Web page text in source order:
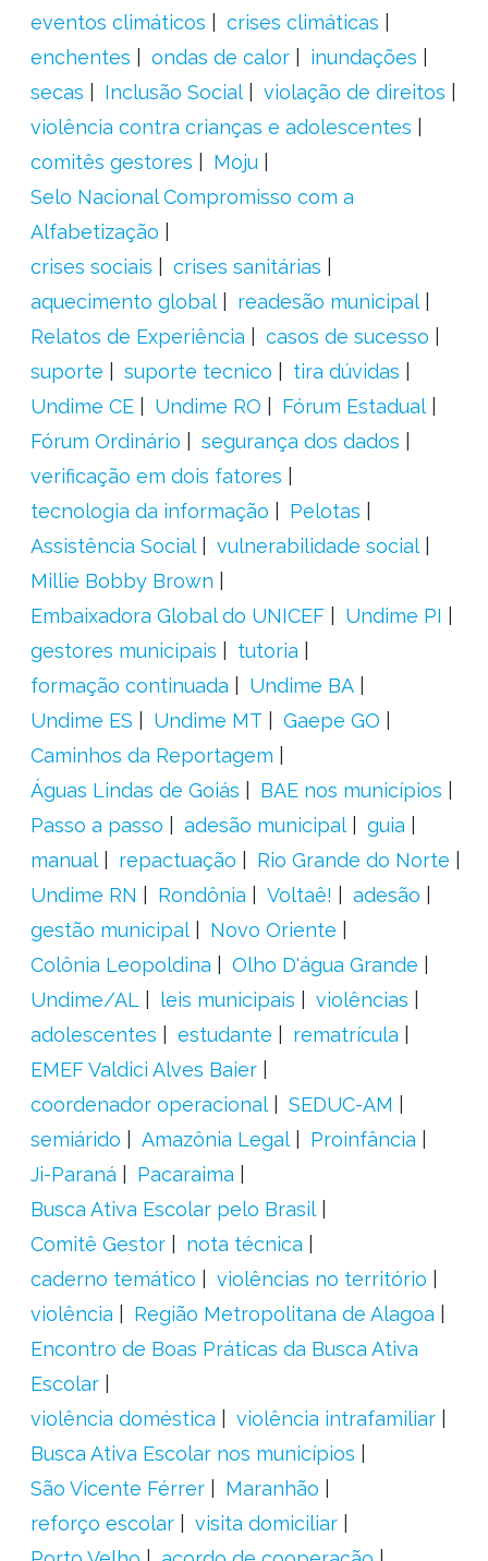
eventos climáticos
crises climáticas
enchentes
ondas de calor
inundações
secas
Inclusão Social
violação de direitos
violência contra crianças e adolescentes
comitês gestores
Moju
Selo Nacional Compromisso com a
Alfabetização
crises sociais
crises sanitárias
aquecimento global
readesão municipal
Relatos de Experiência
casos de sucesso
suporte
suporte tecnico
tira dúvidas
Undime CE
Undime RO
Fórum Estadual
Fórum Ordinário
segurança dos dados
verificação em dois fatores
tecnologia da informação
Pelotas
Assistência Social
vulnerabilidade social
Millie Bobby Brown
Embaixadora Global do UNICEF
Undime PI
gestores municipais
tutoria
formação continuada
Undime BA
Undime ES
Undime MT
Gaepe GO
Caminhos da Reportagem
Águas Lindas de Goiás
BAE nos municípios
Passo a passo
adesão municipal
guia
manual
repactuação
Rio Grande do Norte
Undime RN
Rondônia Voltaê!
adesão
gestão municipal
Novo Oriente
Colônia Leopoldina
Olho D'água Grande
Undime/AL
leis municipais
violências
adolescentes
estudante
rematrícula
EMEF Valdici Alves Baier
coordenador operacional
SEDUC-AM
semiárido
Amazônia Legal
Proinfância
Ji-Paraná
Pacaraima
Busca Ativa Escolar pelo Brasil
Comitê Gestor
nota técnica
caderno temático
violências no território
violência
Região Metropolitana de Alagoa
Encontro de Boas Práticas da Busca Ativa
Escolar
violência doméstica
violência intrafamiliar
Busca Ativa Escolar nos municípios
São Vicente Férrer
Maranhão
reforço escolar
visita domiciliar